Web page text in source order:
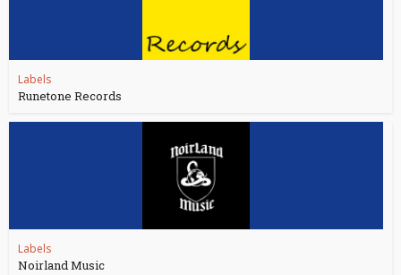
Labels
Runetone Records
Labels
Noirland Music